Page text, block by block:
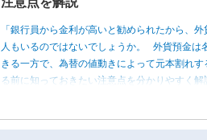
「銀行員から金利が高いと勧められたから、
人もいるのではないでしょうか。 外貨預金は
きる一方で、為替の値動きによって元本割れ
る前に知っておきたい注意点を分かりやすく解